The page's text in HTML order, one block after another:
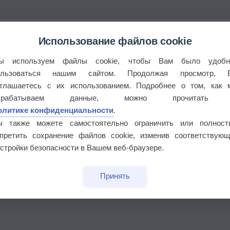
Использование файлов cookie
используем файлы cookie, чтобы Вам было
нашим сайтом. Продолжая просмотр,
с их использованием. Подробнее о том, как
данные, можно прочитать
конфиденциальности.
также можете самостоятельно ограничить или
сохранение файлов cookie, изменив
безопасности в Вашем веб-браузере.
Принять